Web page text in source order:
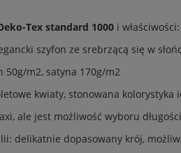
Tex standard 1000 i właściwości:
szyfon ze srebrzącą się w
50g/m2, satyna 170g/m2
kwiaty, stonowana kolorystyka
ale jest możliwość wyboru
delikatnie dopasowany krój,